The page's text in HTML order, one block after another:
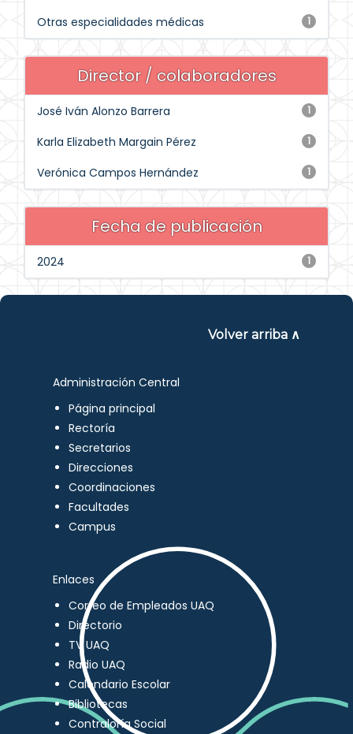
1
Otras especialidades médicas
Director / colaboradores
1
José Iván Alonzo Barrera
1
Karla Elizabeth Margain Pérez
1
Verónica Campos Hernández
Fecha de publicación
1
2024
Volver arriba ∧
Administración Central
Página principal
Rectoría
Secretarios
Direcciones
Coordinaciones
Facultades
Campus
Enlaces
Correo de Empleados UAQ
Directorio
TV UAQ
Radio UAQ
Calendario Escolar
Bibliotecas
Contraloría Social